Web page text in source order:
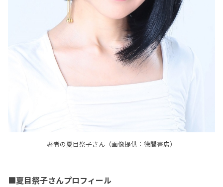
著者の夏目祭子さん（画像提供：徳間書店）
■夏目祭子さんプロフィール